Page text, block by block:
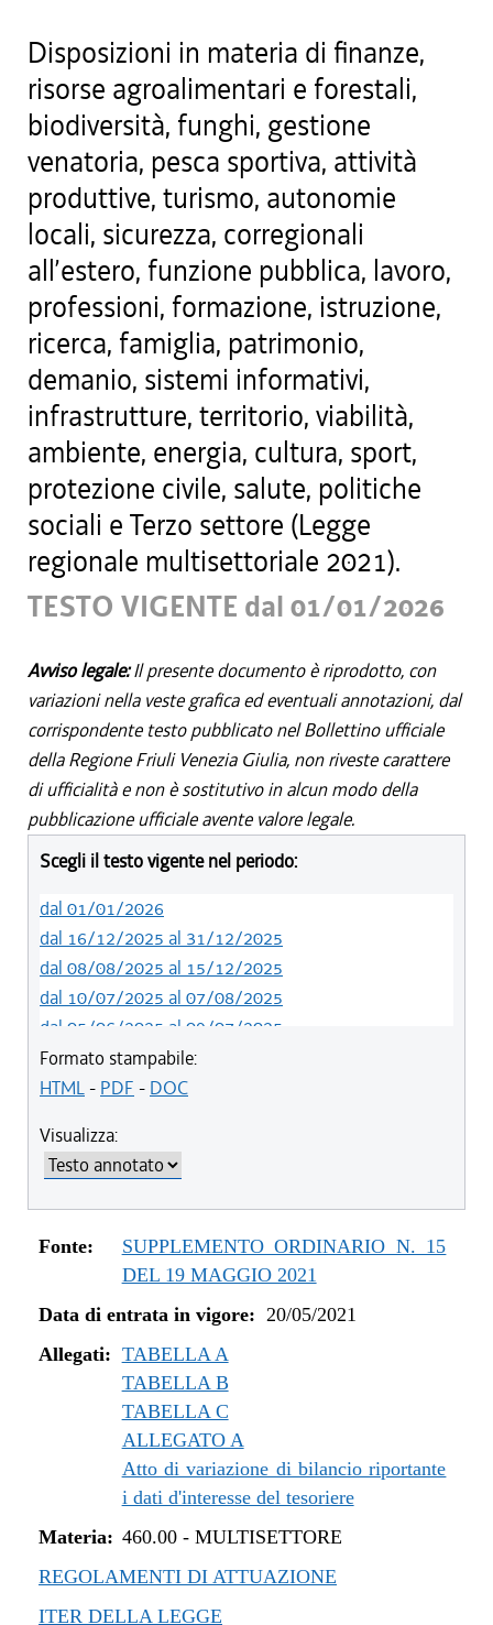
Disposizioni in materia di finanze,
risorse agroalimentari e forestali,
biodiversità, funghi, gestione
venatoria, pesca sportiva, attività
produttive, turismo, autonomie
locali, sicurezza, corregionali
all’estero, funzione pubblica, lavoro,
professioni, formazione, istruzione,
ricerca, famiglia, patrimonio,
demanio, sistemi informativi,
infrastrutture, territorio, viabilità,
ambiente, energia, cultura, sport,
protezione civile, salute, politiche
sociali e Terzo settore (Legge
regionale multisettoriale 2021).
TESTO VIGENTE dal 01/01/2026
Avviso legale:Il presente documento è riprodotto, con
variazioni nella veste grafica ed eventuali annotazioni, dal
corrispondente testo pubblicato nel Bollettino ufficiale
della Regione Friuli Venezia Giulia, non riveste carattere
di ufficialità e non è sostitutivo in alcun modo della
pubblicazione ufficiale avente valore legale.
Scegli il testo vigente nel periodo:
dal 01/01/2026
dal 16/12/2025 al 31/12/2025
dal 08/08/2025 al 15/12/2025
dal 10/07/2025 al 07/08/2025
dal 05/06/2025 al 09/07/2025
dal 14/05/2024 al 04/06/2025
dal 12/08/2023 al 13/05/2024
dal 04/08/2022 al 31/12/2022
dal 14/06/2022 al 03/08/2022
dal 01/01/2022 al 13/06/2022
dal 10/12/2021 al 31/12/2021
dal 06/11/2021 al 09/12/2021
dal 20/05/2021 al 11/08/2021
Formato stampabile:
HTML- PDF - DOC
Visualizza:
Fonte:
SUPPLEMENTO ORDINARIO N. 15
DEL 19 MAGGIO 2021
Data di entrata in vigore: 20/05/2021
Allegati: TABELLA A
TABELLA B
TABELLA C
ALLEGATO A
Atto di variazione di bilancio riportante
i dati d'interesse del tesoriere
Materia: 460.00- MULTISETTORE
REGOLAMENTI DI ATTUAZIONE
ITER DELLA LEGGE